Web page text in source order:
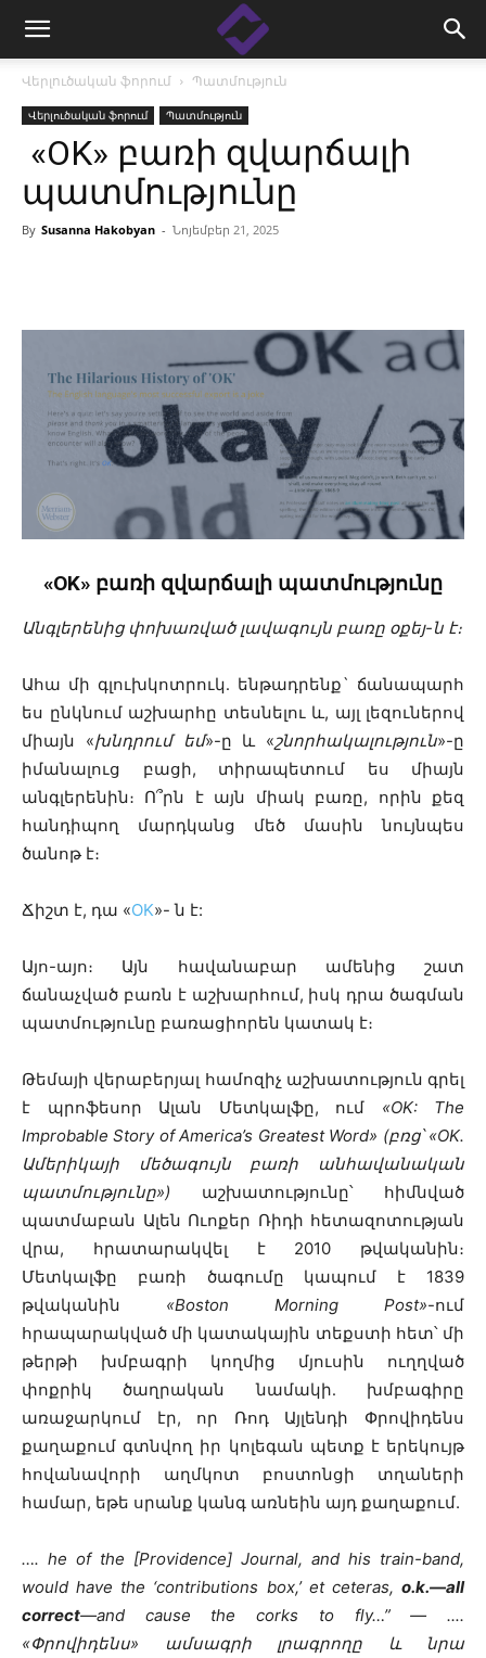
Վերլուծական ֆորում Պատմություն
Վերլուծական ֆորում Պատմություն
«OK» բառի զվարճալի
պատմությունը
By Susanna Hakobyan - Նոյեմբեր 21, 2025
«OK» բառի զվարճալի պատմությունը
Անգլերենից փոխառված լավագույն բառը օքեյ-ն է։
Ահա մի գլուխկոտրուկ․ ենթադրենք` ճանապարհ
ես ընկնում աշխարհը տեսնելու և, այլ լեզուներով
միայն «խնդրում եմ»-ը և «շնորհակալություն»-ը
իմանալուց բացի, տիրապետում ես միայն
անգլերենին։ Ո՞րն է այն միակ բառը, որին քեզ
հանդիպող մարդկանց մեծ մասին նույնպես
ծանոթ է։
Ճիշտ է, դա «OK»- ն է:
Այո-այո։ Այն հավանաբար ամենից շատ
ճանաչված բառն է աշխարհում, իսկ դրա ծագման
պատմությունը բառացիորեն կատակ է։
Թեմայի վերաբերյալ համոզիչ աշխատություն գրել
է պրոֆեսոր Ալան Մետկալֆը, ում «OK: The
Improbable Story of America’s Greatest Word» (բռց՝ «OK․
Ամերիկայի մեծագույն բառի անհավանական
պատմությունը») աշխատությունը՝ հիմնված
պատմաբան Ալեն Ուոքեր Ռիդի հետազոտության
վրա, հրատարակվել է 2010 թվականին։
Մետկալֆը բառի ծագումը կապում է 1839
թվականին «Boston Morning Post»-ում
հրապարակված մի կատակային տեքստի հետ՝ մի
թերթի խմբագրի կողմից մյուսին ուղղված
փոքրիկ ծաղրական նամակի․ խմբագիրը
առաջարկում էր, որ Ռոդ Այլենդի Փրովիդենս
քաղաքում գտնվող իր կոլեգան պետք է երեկույթ
հովանավորի աղմկոտ բոստոնցի տղաների
համար, եթե սրանք կանգ առնեին այդ քաղաքում.
…․ he of the [Providence] Journal, and his train-band,
would have the ‘contributions box,’ et ceteras, o.k.—all
correct—and cause the corks to fly…” — ..․.
«Փրովիդենս» ամսագրի լրագրողը և նրա